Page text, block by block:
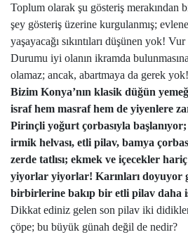
Toplum olarak şu gösteriş merakından
şey gösteriş üzerine kurgulanmış;
yaşayacağı sıkıntıları düşünen yok!
Durumu iyi olanın ikramda
olamaz; ancak, abartmaya da gerek yok!
Bizim Konya’nın klasik düğün
israf hem masraf hem de yiyenlere
Pirinçli yoğurt çorbasıyla
irmik helvası, etli pilav, bamya
zerde tatlısı; ekmek ve içecekler
yiyorlar yiyorlar! Karınları doyuyor
birbirlerine bakıp bir etli pilav daha
Dikkat ediniz gelen son pilav iki
çöpe; bu büyük günah değil de nedir?